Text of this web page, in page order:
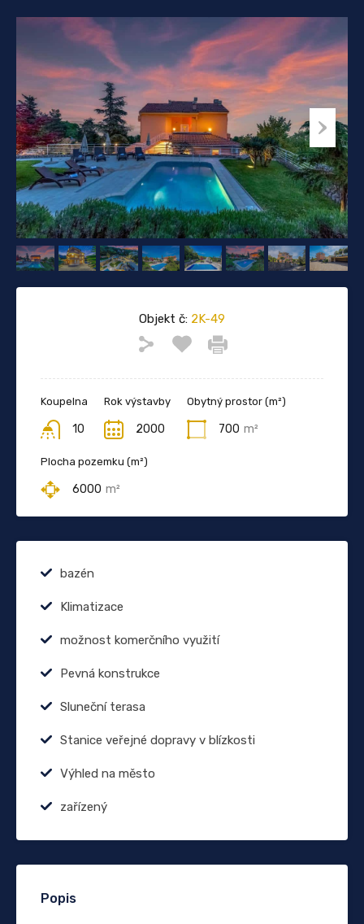
Objekt č: 2K-49
Koupelna
10
Rok výstavby
2000
Obytný prostor (m²)
700 m²
Plocha pozemku (m²)
6000 m²
bazén
Klimatizace
možnost komerčního využití
Pevná konstrukce
Sluneční terasa
Stanice veřejné dopravy v blízkosti
Výhled na město
zařízený
Popis